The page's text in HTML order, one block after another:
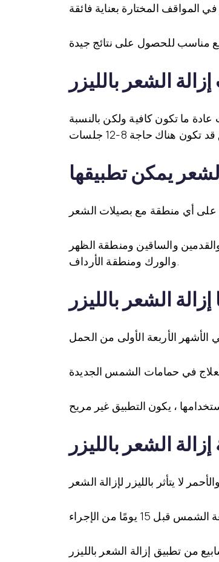
الشعر بالليزر
لإزالة الشعر بالليزر على بنية ولون الشعر ولون البشرة. مع الشعر الكثيف 4-6 جلسات عادة ما تكون كافية ولكن بالنسبة
يمكن تطبيقها
والساقين ومنطقة الظهر
والورك ومنطقة الأرداف.
الشعر بالليزر
في حمامات الشمس الجديدة
الشعر بالليزر